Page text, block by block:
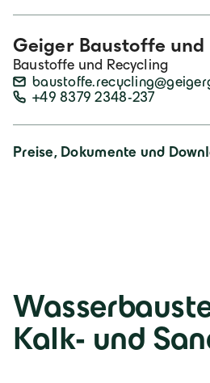
Geiger Baustoffe und
Baustoffe und Recycling
+49 8379 2348-237
Preise, Dokumente und
Kalk- und